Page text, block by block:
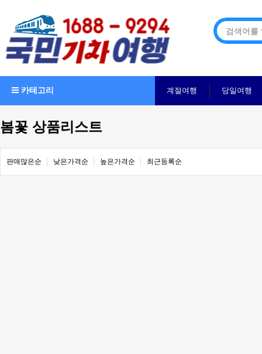
카테고리 계절여행 당일여행
봄꽃 상품리스트
판매많은순 낮은가격순 높은가격순 최근등록순